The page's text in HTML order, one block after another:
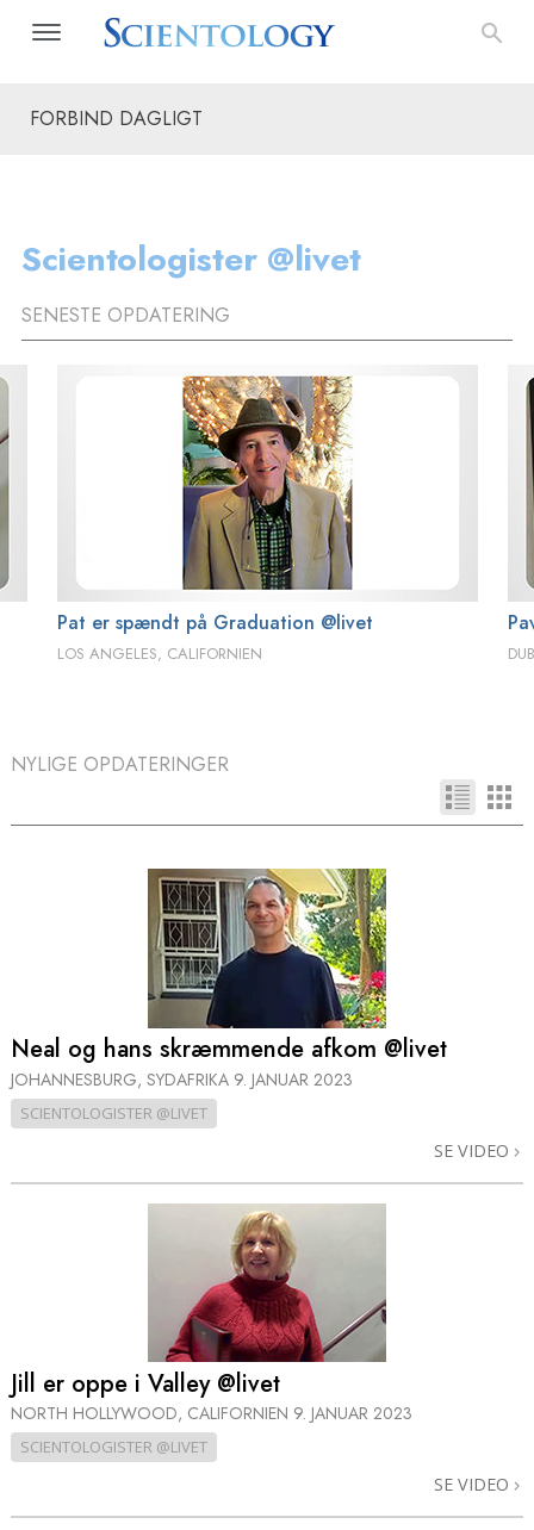
FORBIND DAGLIGT
Scientologister @livet
SENESTE OPDATERING
Pat er spændt på Graduation @livet
LOS ANGELES, CALIFORNIEN
NYLIGE OPDATERINGER
Neal og hans skræmmende afkom @livet
JOHANNESBURG, SYDAFRIKA 9. JANUAR 2023
SCIENTOLOGISTER @LIVET
SE VIDEO
Jill er oppe i Valley @livet
NORTH HOLLYWOOD, CALIFORNIEN 9. JANUAR 2023
SCIENTOLOGISTER @LIVET
SE VIDEO